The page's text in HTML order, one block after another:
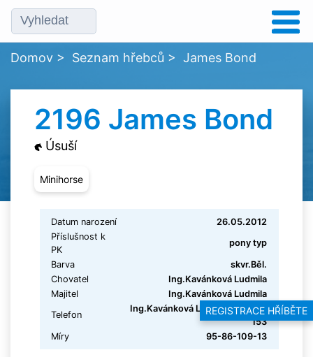
REGISTRACE HŘÍBĚTE
Domov > Seznam hřebců > James Bond
2196 James Bond
Úsuší
Minihorse
Datum narození
26.05.2012
Příslušnost k
PK
pony typ
Barva
skvr.Běl.
Chovatel
Ing.Kavánková Ludmila
Majitel
Ing.Kavánková Ludmila
Telefon
Ing.Kavánková Ludmila 737 870
153
Míry
95-86-109-13